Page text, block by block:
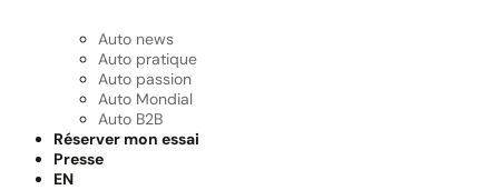
Auto news
Auto pratique
Auto passion
Auto Mondial
Auto B2B
Réserver mon essai
Presse
EN